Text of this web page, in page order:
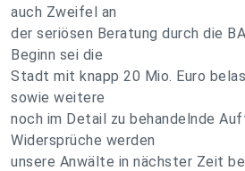
auch Zweifel an
der seriösen Beratung durch die
Beginn sei die
Stadt mit knapp 20 Mio. Euro
sowie weitere
noch im Detail zu behandelnde
Widersprüche werden
unsere Anwälte in nächster Zeit